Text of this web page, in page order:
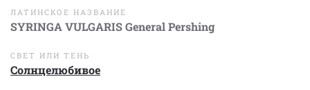
ЛАТИНСКОЕ НАЗВАНИЕ
SYRINGA VULGARIS General Pershing
СВЕТ ИЛИ ТЕНЬ
Солнцелюбивое